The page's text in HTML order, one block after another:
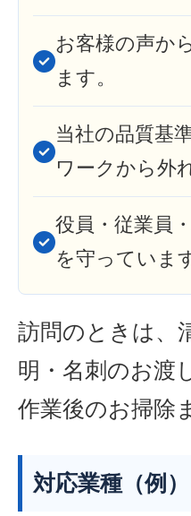
お客様の声か
ます。
当社の品質基
ワークから外
役員・従業員
を守っていま
訪問のときは、
明・名刺のお渡
作業後のお掃除
対応業種（例）